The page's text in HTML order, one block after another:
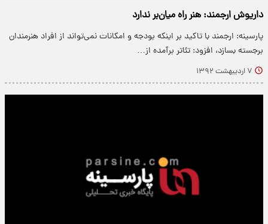
داریوش ارجمند: ‌هنر راه میان‌بر ندارد
پارسینه: ارجمند با تاکید بر اینکه بودجه و امکانات نمی‌تواند از افراد هنرمندان
برجسته بسازد، افزود: تئاتر برآمده از…
۷ اردیبهشت ۱۳۹۲